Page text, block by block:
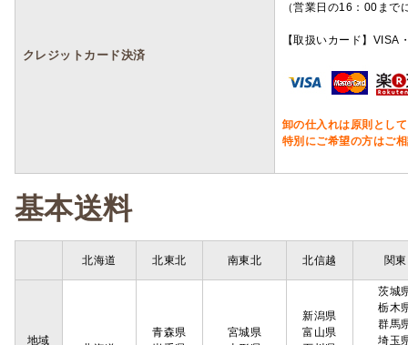
クレジットカード決済
（営業日の16：00ま
【取扱いカード】
卸の仕入れは原則とし
特別にご希望の方はご
基本送料
北海道 北東北 南東北 北信越 関東
地域
青森県
宮城県
新潟県
富山県
茨城
栃木
群馬
埼玉